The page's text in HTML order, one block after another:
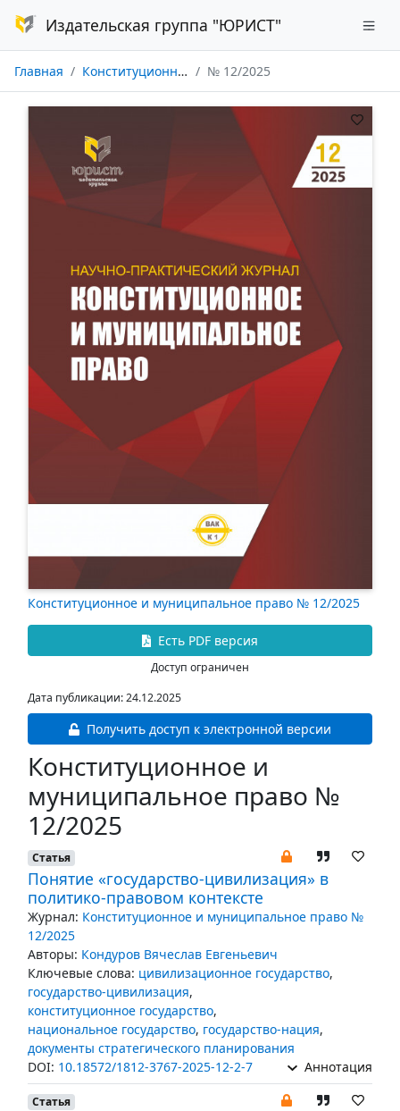
Издательская группа "ЮРИСТ"
Главная Конституционное и муниципальное право № 12/2025
Конституционное и муниципальное право № 12/2025
Есть PDF версия
Доступ ограничен
Дата публикации: 24.12.2025
Получить доступ к электронной версии
Конституционное и
муниципальное право №
12/2025
Статья
Понятие «государство-цивилизация» в
политико-правовом контексте
Журнал: Конституционное и муниципальное право №
12/2025
Авторы: Кондуров Вячеслав Евгеньевич
Ключевые слова: цивилизационное государство,
государство-цивилизация,
конституционное государство,
национальное государство, государство-нация,
документы стратегического планирования
DOI: 10.18572/1812-3767-2025-12-2-7 Аннотация
Статья